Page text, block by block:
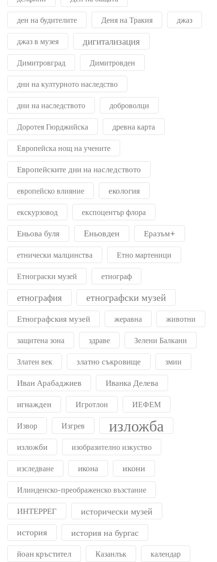
ден на будителите Деня на Тракия джаз
джаз в музея дигитализация
Димитровград Димитровден
дни на културното наследство
дни на наследството доброволци
Доротея Гюрджийска древна карта
Европейска нощ на учените
Европейските дни на наследството
европейско влияние екология
екскурзовод експоцентър флора
Еньова буля Еньовден Еразъм+
етнически малцинства Етно мартеници
Етнограски музей етнограф
етнография етнографски музей
Етнографския музей жеравна животни
защитена зона здраве Зелени Балкани
Златен век златно съкровище змии
Иван Арабаджиев Иванка Делева
игнажден Игротлон ИЕФЕМ
Извор Изгрев изложба
изложби изобразително изкуство
изследване икона икони
Илинденско-преображенско възстание
ИНТЕРРЕГ исторически музей
история история на бургас
йоан кръстител Казанлък календар